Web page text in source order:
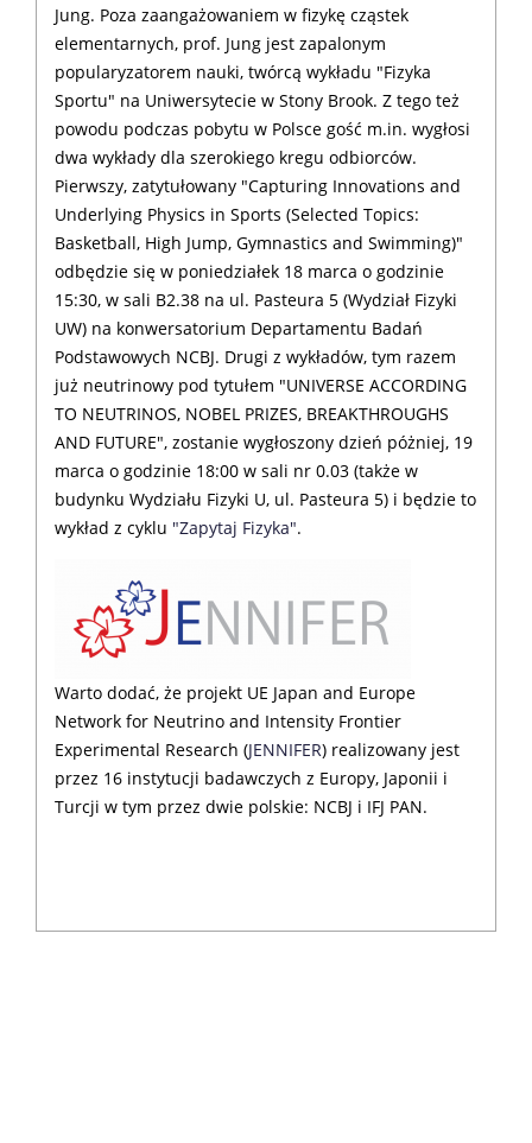
Jung. Poza zaangażowaniem w fizykę cząstek
elementarnych, prof. Jung jest zapalonym
popularyzatorem nauki, twórcą wykładu "Fizyka
Sportu" na Uniwersytecie w Stony Brook. Z tego też
powodu podczas pobytu w Polsce gość m.in. wygłosi
dwa wykłady dla szerokiego kregu odbiorców.
Pierwszy, zatytułowany "Capturing Innovations and
Underlying Physics in Sports (Selected Topics:
Basketball, High Jump, Gymnastics and Swimming)"
odbędzie się w poniedziałek 18 marca o godzinie
15:30, w sali B2.38 na ul. Pasteura 5 (Wydział Fizyki
UW) na konwersatorium Departamentu Badań
Podstawowych NCBJ. Drugi z wykładów, tym razem
już neutrinowy pod tytułem "UNIVERSE ACCORDING
TO NEUTRINOS, NOBEL PRIZES, BREAKTHROUGHS
AND FUTURE", zostanie wygłoszony dzień póżniej, 19
marca o godzinie 18:00 w sali nr 0.03 (także w
budynku Wydziału Fizyki U, ul. Pasteura 5) i będzie to
wykład z cyklu "Zapytaj Fizyka".
Warto dodać, że projekt UE Japan and Europe
Network for Neutrino and Intensity Frontier
Experimental Research (JENNIFER) realizowany jest
przez 16 instytucji badawczych z Europy, Japonii i
Turcji w tym przez dwie polskie: NCBJ i IFJ PAN.